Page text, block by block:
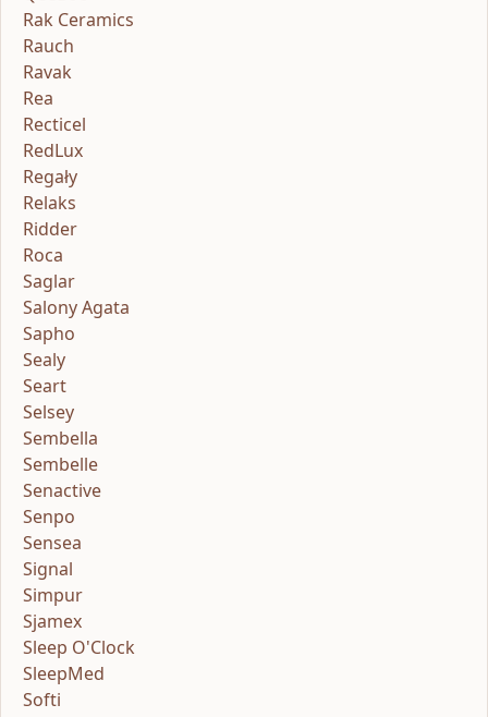
Rak Ceramics
Rauch
Ravak
Rea
Recticel
RedLux
Regały
Relaks
Ridder
Roca
Saglar
Salony Agata
Sapho
Sealy
Seart
Selsey
Sembella
Sembelle
Senactive
Senpo
Sensea
Signal
Simpur
Sjamex
Sleep O'Clock
SleepMed
Softi